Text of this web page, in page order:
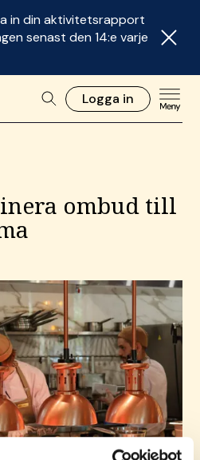
in din aktivitetsrapport
senast den 14:e varje
Logga in
ombud till